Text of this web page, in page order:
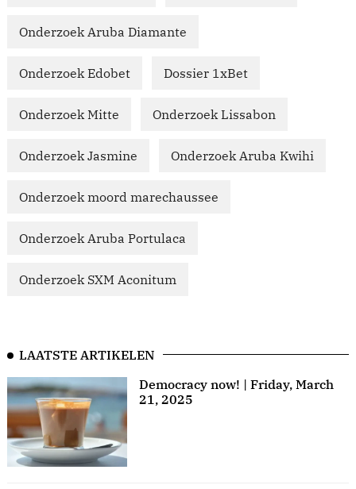
Onderzoek Aruba Diamante
Onderzoek Edobet Dossier 1xBet
Onderzoek Mitte Onderzoek Lissabon
Onderzoek Jasmine Onderzoek Aruba Kwihi
Onderzoek moord marechaussee
Onderzoek Aruba Portulaca
Onderzoek SXM Aconitum
LAATSTE ARTIKELEN
Democracy now! | Friday, March
21, 2025